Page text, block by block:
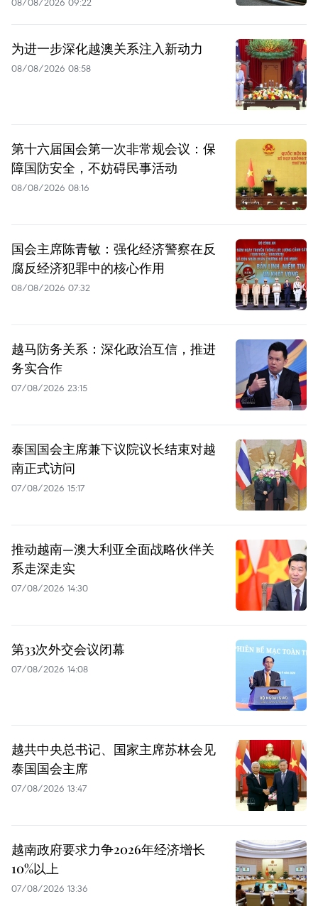
为进一步深化越澳关系注入新动力
08/08/2026 08:58
第十六届国会第一次非常规会议：保
障国防安全，不妨碍民事活动
08/08/2026 08:16
国会主席陈青敏：强化经济警察在反
腐反经济犯罪中的核心作用
08/08/2026 07:32
越马防务关系：深化政治互信，推进
务实合作
07/08/2026 23:15
泰国国会主席兼下议院议长结束对越
南正式访问
07/08/2026 15:17
推动越南—澳大利亚全面战略伙伴关
系走深走实
07/08/2026 14:30
第33次外交会议闭幕
07/08/2026 14:08
越共中央总书记、国家主席苏林会见
泰国国会主席
07/08/2026 13:47
越南政府要求力争2026年经济增长
10%以上
07/08/2026 13:36